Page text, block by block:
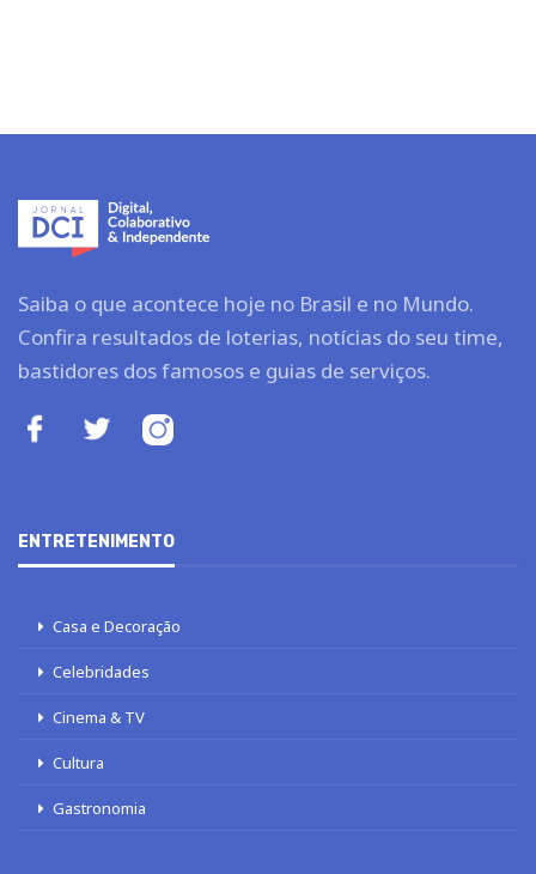
Saiba o que acontece hoje no Brasil e no Mundo.
Confira resultados de loterias, notícias do seu time,
bastidores dos famosos e guias de serviços.
ENTRETENIMENTO
Casa e Decoração
Celebridades
Cinema & TV
Cultura
Gastronomia